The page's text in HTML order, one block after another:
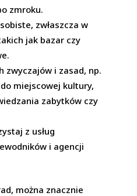
zmroku.
zwłaszcza w
jak bazar czy
zwyczajów i zasad, np.
miejscowej kultury,
zabytków czy
z usług
i agencji
można znacznie